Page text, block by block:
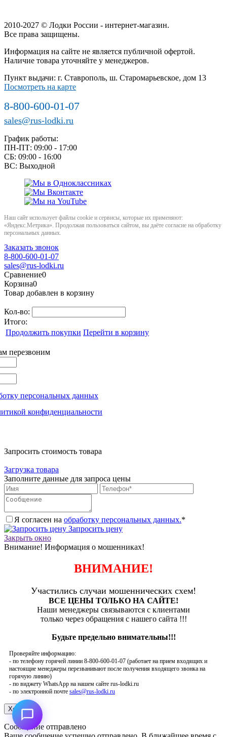
2010-2027 © Лодки России - интернет-магазин.
Все права защищены.
Информация на сайте не является публичной офертой.
Наличие товара уточняйте у менеджеров.
Пункт выдачи: г. Ставрополь, ш. Старомарьевское, дом 13
Посмотреть на карте
8-800-600-01-07
sales@rus-lodki.ru
График работы:
ПН-ПТ: 09:00 - 17:00
СБ: 09:00 - 16:00
ВС: Выходной
Наш сайт использует файлы cookie и сервисы, которые их применяют:
«Яндекс.Метрика». Продолжая пользоваться сайтом, вы даёте согласие на обработку
персональных данных.
Заказать звонок
8-800-600-01-07
sales@rus-lodki.ru
Сравнение0
Корзина0
Товар добавлен в корзину
Кол-во:
Итого:
Продолжить покупки Перейти в корзину
перезвоним
персональных данных
конфиденциальности
Запросить стоимость товара
Загрузка товара
Заполните данные для запроса цены
Я согласен на обработку персональных данных.*
Запросить цену
Закрыть окно
Внимание! Информация о мошенниках!
ВНИМАНИЕ!
Участились случаи мошеннических схем!
ВСЕ ЦЕНЫ ТОЛЬКО НА САЙТЕ!
Наши менеджеры связываются с клиентами
только через обращения с нашего сайта !!!
Будьте предельно внимательны!!!
Проверяйте информацию:
- по телефону горячей линии 8-800-600-01-07 (работает на прием входящих и
настоящие менеджеры перезванивают после получения входящего звонка на
горячую линию)
- по виджету WhatsApp на нашем сайте rus-lodki.ru
- по электронной почте sales@rus-lodki.ru
Сообщение отправлено